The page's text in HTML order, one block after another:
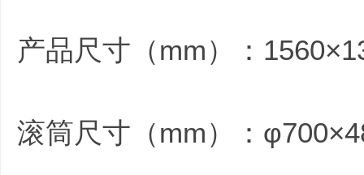
产品尺寸（mm）：
滚筒尺寸（mm）：